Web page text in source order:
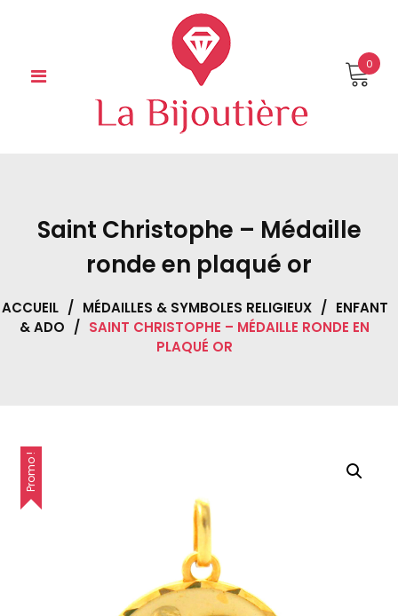
0
Saint Christophe – Médaille
ronde en plaqué or
ACCUEIL / MÉDAILLES & SYMBOLES RELIGIEUX / ENFANT
& ADO / SAINT CHRISTOPHE – MÉDAILLE RONDE EN
PLAQUÉ OR
Promo !